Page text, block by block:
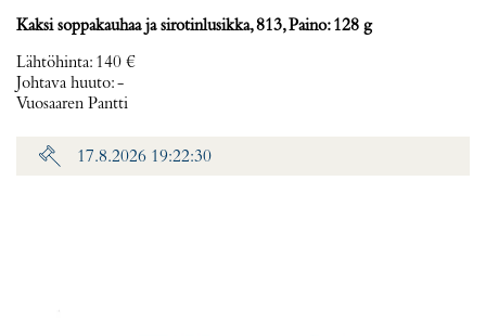
Kaksi soppakauhaa ja sirotinlusikka, 813, Paino: 128 g
Lähtöhinta: 140 €
Johtava huuto:-
Vuosaaren Pantti
17.8.2026 19:22:30